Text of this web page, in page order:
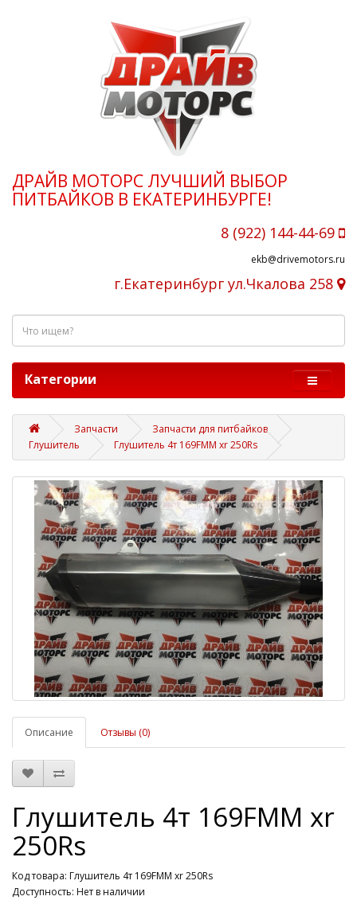
ДРАЙВ МОТОРС ЛУЧШИЙ ВЫБОР
ПИТБАЙКОВ В ЕКАТЕРИНБУРГЕ!
8 (922) 144-44-69
ekb@drivemotors.ru
г.Екатеринбург ул.Чкалова 258
Категории
Запчасти
Запчасти для питбайков
Глушитель
Глушитель 4т 169FMM xr 250Rs
Описание Отзывы (0)
Глушитель 4т 169FMM xr
250Rs
Код товара: Глушитель 4т 169FMM xr 250Rs
Доступность: Нет в наличии